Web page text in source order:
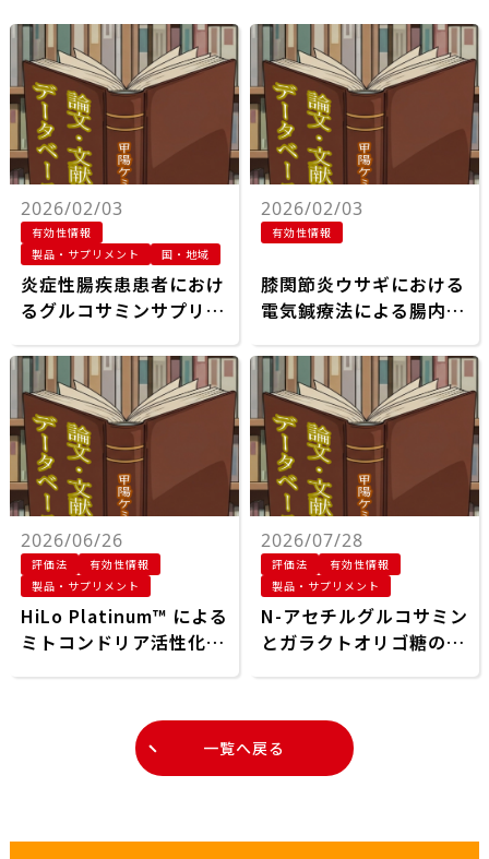
2026/02/03
有効性情報
製品・サプリメント
国・地域
炎症性腸疾患患者におけ
るグルコサミンサプリメ
低下：前向きコホート研
究
2026/02/03
有効性情報
膝関節炎ウサギにおける
電気鍼療法による腸内細
TLR4/MyD88/NF-κBシ
グナル伝達経路への影響
2026/06/26
評価法
有効性情報
製品・サプリメント
HiLo Platinum™ による
ミトコンドリア活性化と
ストークの多面的な是正
が前糖尿病での筋力低下
2026/07/28
評価法
有効性情報
製品・サプリメント
N-アセチルグルコサミン
とガラクトオリゴ糖の組
護作用
一覧へ戻る